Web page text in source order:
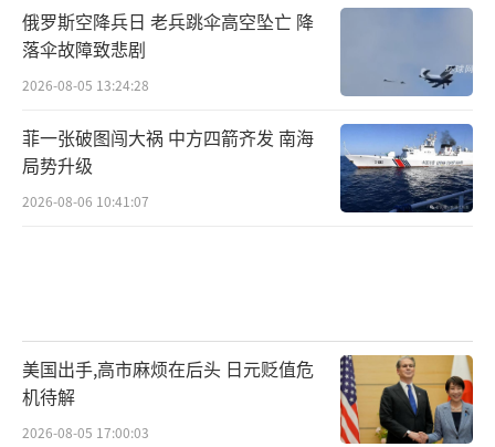
俄罗斯空降兵日 老兵跳伞高空坠亡 降
落伞故障致悲剧
2026-08-05 13:24:28
菲一张破图闯大祸 中方四箭齐发 南海
局势升级
2026-08-06 10:41:07
美国出手,高市麻烦在后头 日元贬值危
机待解
2026-08-05 17:00:03